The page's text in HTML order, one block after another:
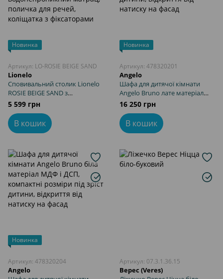
Новинка
Артикул: LO-ROSIE BEIGE SAND
Lionelo
Сповивальний столик Lionelo
ROSIE BEIGE SAND з
регулюванням висоти
конструкції,
водонепроникний матрац,
поличка для речей, коліщатка
5 599 грн
В кошик
Новинка
Артикул: 478320201
Angelo
Шафа для дитячої кімнати
Angelo Bruno лате матеріал
МДФ і ДСП, компактні розміри
під зріст дитини, відкриття від
натиску на фасад
16 250 грн
В кошик
Новинка
Артикул: 478320204
Angelo
Артикул: 07.3.1.36.15
Верес (Veres)